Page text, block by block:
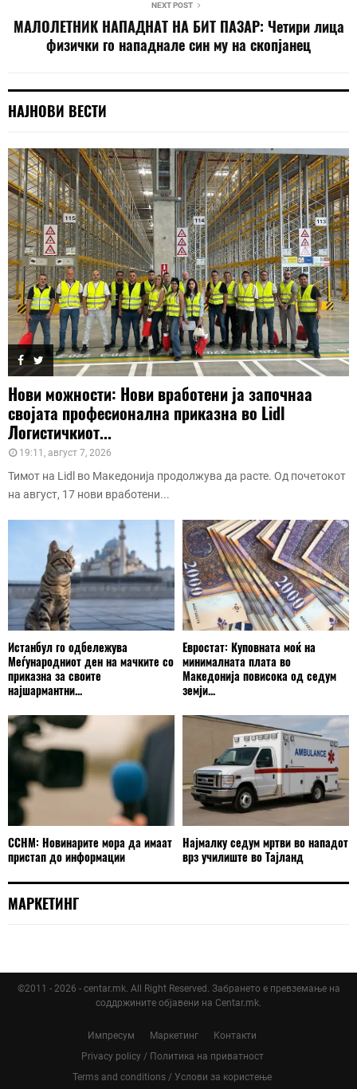
NEXT POST
МАЛОЛЕТНИК НАПАДНАТ НА БИТ ПАЗАР: Четири лица
физички го нападнале син му на скопјанец
НАЈНОВИ ВЕСТИ
Нови можности: Нови вработени ја започнаа
својата професионална приказна во Lidl
Логистичкиот...
19:11, август 7, 2026
Тимот на Lidl во Македонија продолжува да расте. Од почетокот
на август, 17 нови вработени...
Истанбул го одбележува
Меѓународниот ден на мачките со
приказна за своите
најшармантни...
Евростат: Куповната моќ на
минималната плата во
Македонија повисока од седум
земји...
ССНМ: Новинарите мора да имаат
пристап до информации
Најмалку седум мртви во нападот
врз училиште во Тајланд
МАРКЕТИНГ
©2011 - 2026 - centar.mk. All Right Reserved. Забрането е превземање на
соддржините објавени на Centar.mk.
Импресум Маркетинг
Контакти
Privacy policy / Политика на приватност
Terms and conditions / Услови за користење